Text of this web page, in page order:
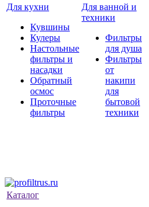
Для кухни
Кувшины
Кулеры
Настольные
фильтры и
насадки
Обратный
осмос
Проточные
фильтры
Для ванной и
техники
Фильтры
для душа
Фильтры
от
накипи
для
бытовой
техники
Каталог